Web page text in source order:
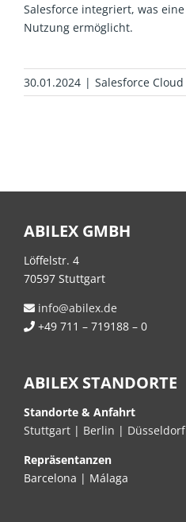
Salesforce integriert, was
Nutzung ermöglicht.
30.01.2024 | Salesforce
ABILEX GMBH
Löffelstr. 4
70597 Stuttgart
info@abilex.de
+49 711 – 719188 – 0
ABILEX STANDORTE
Standorte & Anfahrt
Stuttgart | Berlin | Düsseldorf
Repräsentanzen
Barcelona | Málaga